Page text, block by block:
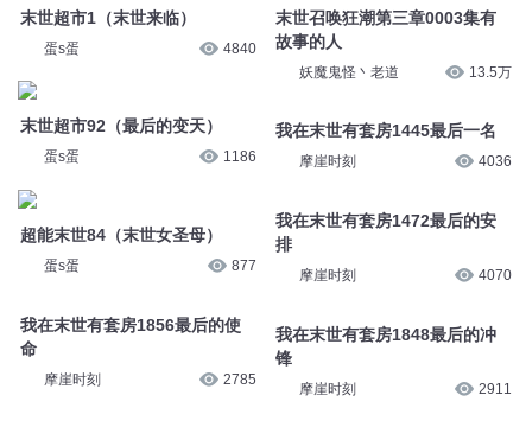
末世超市1（末世来临）
蛋s蛋 4840
末世超市92（最后的变天）
蛋s蛋 1186
超能末世84（末世女圣母）
蛋s蛋 877
我在末世有套房1856最后的使
命
摩崖时刻 2785
末世召唤狂潮第三章0003集有
故事的人
妖魔鬼怪丶老道 13.5万
我在末世有套房1445最后一名
摩崖时刻 4036
我在末世有套房1472最后的安
排
摩崖时刻 4070
我在末世有套房1848最后的冲
锋
摩崖时刻 2911